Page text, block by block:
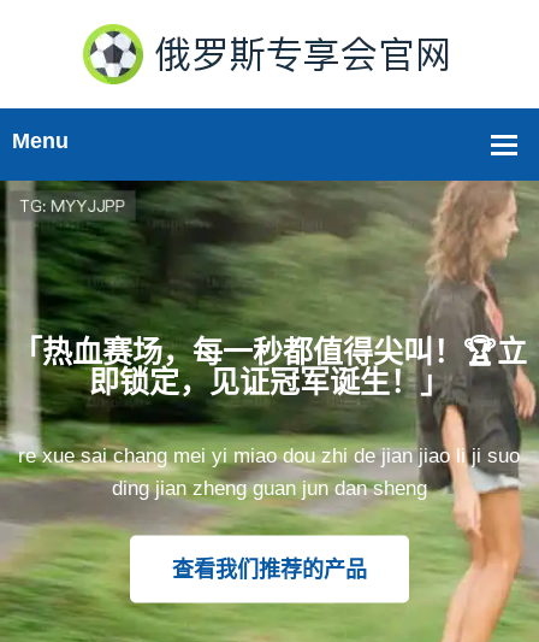
「热血赛场，每一秒都值得尖叫！🏆立
即锁定，见证冠军诞生！」
re xue sai chang mei yi miao dou zhi de jian jiao li ji suo
ding jian zheng guan jun dan sheng
查看我们推荐的产品